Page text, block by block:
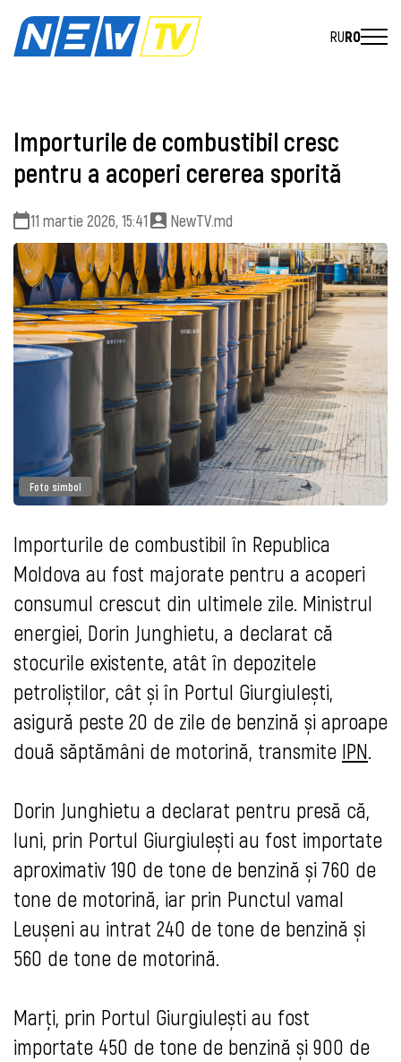
RURO
Importurile de combustibil cresc
pentru a acoperi cererea sporită
11 martie 2026, 15:41 NewTV.md
Foto simbol
Importurile de combustibil în Republica
Moldova au fost majorate pentru a acoperi
consumul crescut din ultimele zile. Ministrul
energiei, Dorin Junghietu, a declarat că
stocurile existente, atât în depozitele
petroliștilor, cât și în Portul Giurgiulești,
asigură peste 20 de zile de benzină și aproape
două săptămâni de motorină, transmite IPN.
Dorin Junghietu a declarat pentru presă că,
luni, prin Portul Giurgiulești au fost importate
aproximativ 190 de tone de benzină și 760 de
tone de motorină, iar prin Punctul vamal
Leușeni au intrat 240 de tone de benzină și
560 de tone de motorină.
Marți, prin Portul Giurgiulești au fost
importate 450 de tone de benzină și 900 de